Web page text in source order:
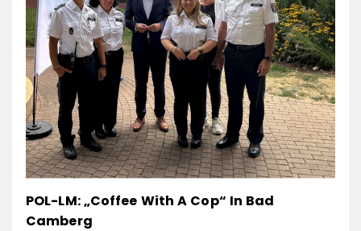
POL-LM: „Coffee With A Cop“ In Bad
Camberg